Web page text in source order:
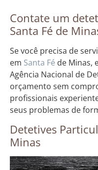
Contate um
Santa Fé de
Se você precisa de
em Santa Fé de Minas,
Agência Nacional de
orçamento sem
profissionais
seus problemas de
Detetives
Minas